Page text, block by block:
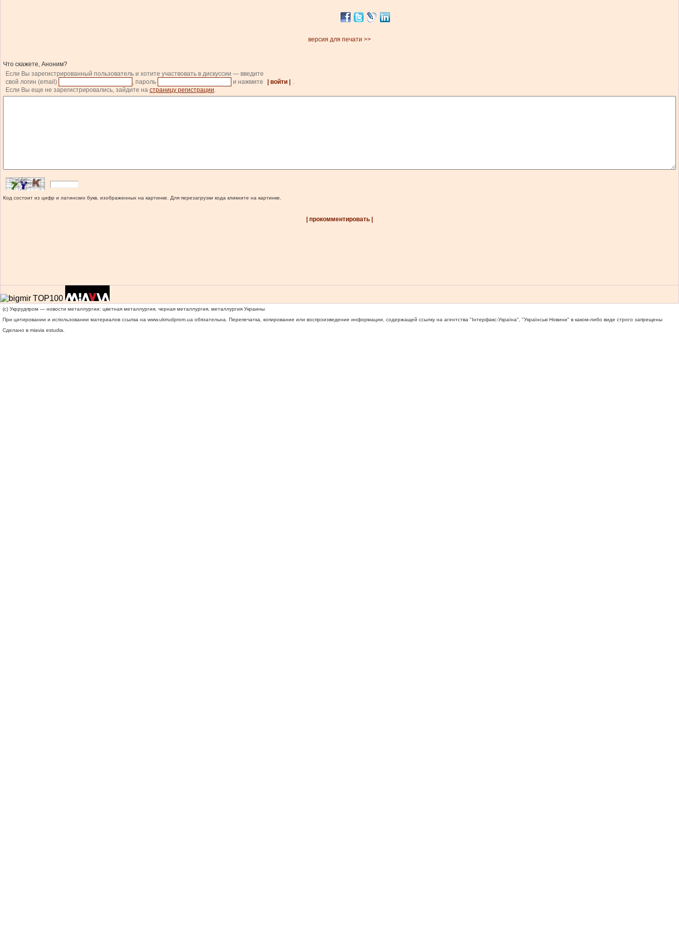
версия для печати >>
Что скажете, Аноним?
Если Вы зарегистрированный пользователь и хотите участвовать в дискуссии — введите
свой логин (email)
, пароль и нажмите | войти |
.
Если Вы еще не зарегистрировались, зайдите на страницу регистрации.
Код состоит из цифр и латинских букв, изображенных на картинке. Для перезагрузки кода кликните на картинке.
| прокомментировать |
(c) Укррудпром — новости металлургии: цветная металлургия, черная металлургия, металлургия Украины
При цитировании и использовании материалов ссылка на www.ukrrudprom.ua обязательна. Перепечатка, копирование или воспроизведение информации, содержащей ссылку на агентства "Iнтерфакс-Україна", "Українськi Новини" в каком-либо виде строго запрещены
Сделано в miavia estudia.